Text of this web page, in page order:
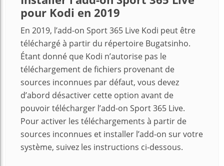
pour Kodi en 2019
En 2019, l’add-on Sport 365 Live Kodi peut être
téléchargé à partir du répertoire Bugatsinho.
Étant donné que Kodi n’autorise pas le
téléchargement de fichiers provenant de
sources inconnues par défaut, vous devez
d’abord désactiver cette option avant de
pouvoir télécharger l’add-on Sport 365 Live.
Pour activer les téléchargements à partir de
sources inconnues et installer l’add-on sur votre
système, suivez les instructions ci-dessous.